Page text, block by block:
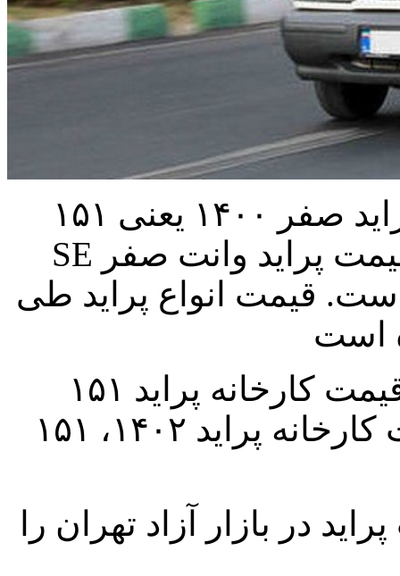
: قیمت پراید صفر ۱۴۰۰ یعنی ۱۵۱
SE حوالی ۲۷۵ میلیون تومان است؛ قیمت پراید وانت صفر
تومان است. قیمت انواع پراید طی
قیمت کارخانه پراید ۱۵۱ SE لاینر ۲۲۱ میلیون تومان اعلام
شده است است. قیمت کارخانه پراید ۱۴۰۲، ۱۵۱ SE به ۲۱۷
در بازار آزاد تهران را